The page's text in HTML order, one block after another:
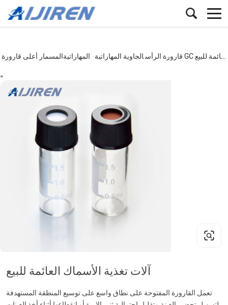
قارورة الرأسالجاوية المهاراتية المهاراتية المسمار أعلى قارورة GC آلات تغذية الأسماك العائمة للبيع
=
آلات تغذية الأسماك العائمة للبيع
تعمل القارورة المفتوحة على نطاق واسع على توسيع المنطقة المستهدفة